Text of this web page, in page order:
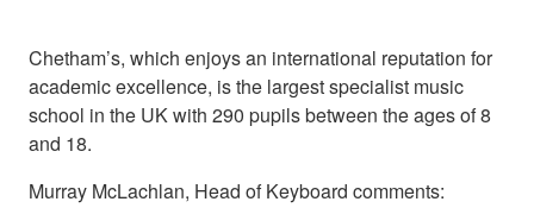
Chetham’s, which enjoys an international reputation for
academic excellence, is the largest specialist music
school in the UK with 290 pupils between the ages of 8
and 18.
Murray McLachlan, Head of Keyboard comments: